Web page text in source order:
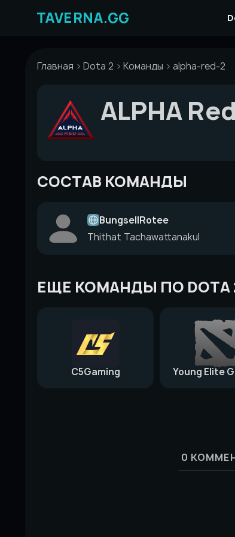
Главная Dota 2 Команды alpha-red-2
ALPHA Red
СОСТАВ КОМАНДЫ
BungsellRotee
Thithat Tachawattanakul
ЕЩЕ КОМАНДЫ ПО DOTA
C5Gaming Young Elite
0